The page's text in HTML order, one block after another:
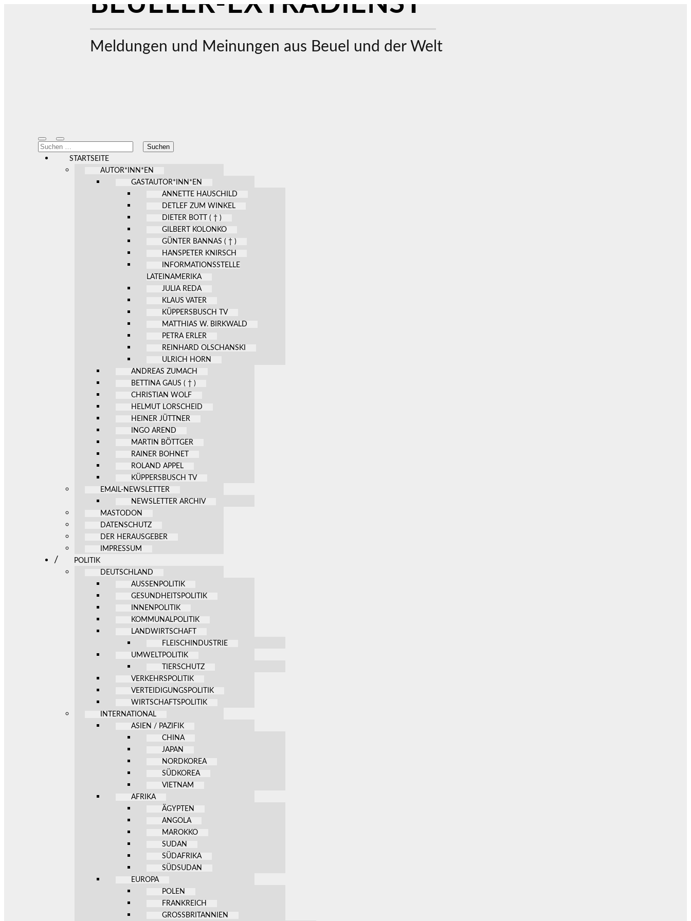
Meldungen und Meinungen aus Beuel und der Welt
Mobile-
Menü
ein-/ausblenden
Suchfeld
ein-/ausblenden
Suchen
nach:
STARTSEITE
AUTOR*INN*EN
GASTAUTOR*INN*EN
ANNETTE HAUSCHILD
DETLEF ZUM WINKEL
DIETER BOTT ( † )
GILBERT KOLONKO
GÜNTER BANNAS ( † )
HANSPETER KNIRSCH
INFORMATIONSSTELLE
LATEINAMERIKA
JULIA REDA
KLAUS VATER
KÜPPERSBUSCH TV
MATTHIAS W. BIRKWALD
PETRA ERLER
REINHARD OLSCHANSKI
ULRICH HORN
ANDREAS ZUMACH
BETTINA GAUS ( † )
CHRISTIAN WOLF
HELMUT LORSCHEID
HEINER JÜTTNER
INGO AREND
MARTIN BÖTTGER
RAINER BOHNET
ROLAND APPEL
KÜPPERSBUSCH TV
EMAIL-NEWSLETTER
NEWSLETTER ARCHIV
MASTODON
DATENSCHUTZ
DER HERAUSGEBER
IMPRESSUM
POLITIK
DEUTSCHLAND
AUSSENPOLITIK
GESUNDHEITSPOLITIK
INNENPOLITIK
KOMMUNALPOLITIK
LANDWIRTSCHAFT
FLEISCHINDUSTRIE
UMWELTPOLITIK
TIERSCHUTZ
VERKEHRSPOLITIK
VERTEIDIGUNGSPOLITIK
WIRTSCHAFTSPOLITIK
INTERNATIONAL
ASIEN / PAZIFIK
CHINA
JAPAN
NORDKOREA
SÜDKOREA
VIETNAM
AFRIKA
ÄGYPTEN
ANGOLA
MAROKKO
SUDAN
SÜDAFRIKA
SÜDSUDAN
EUROPA
POLEN
FRANKREICH
GROSSBRITANNIEN